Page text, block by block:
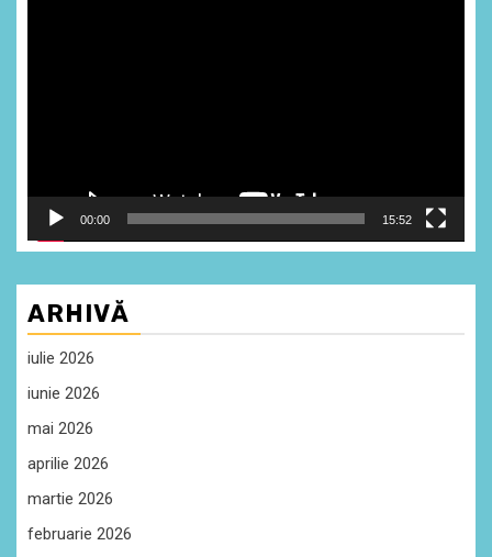
00:00 15:52
ARHIVĂ
iulie 2026
iunie 2026
mai 2026
aprilie 2026
martie 2026
februarie 2026